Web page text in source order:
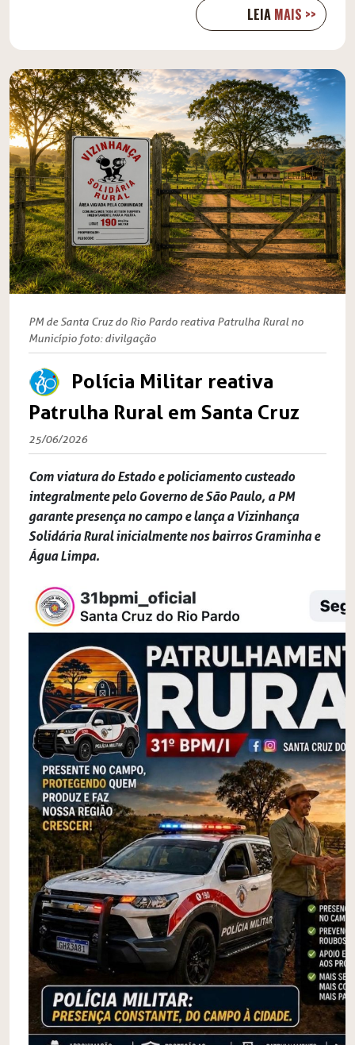
LEIA MAIS >>
PM de Santa Cruz do Rio Pardo reativa Patrulha Rural no
Município foto: divilgação
Polícia Militar reativa
Patrulha Rural em Santa Cruz
25/06/2026
Com viatura do Estado e policiamento custeado
integralmente pelo Governo de São Paulo, a PM
garante presença no campo e lança a Vizinhança
Solidária Rural inicialmente nos bairros Graminha e
Água Limpa.